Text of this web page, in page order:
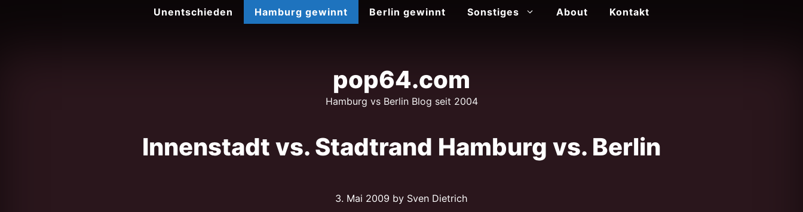
Unentschieden Hamburg gewinnt Berlin gewinnt Sonstiges About Kontakt
pop64.com
Hamburg vs Berlin Blog seit 2004
Innenstadt vs. Stadtrand Hamburg vs. Berlin
3. Mai 2009 by Sven Dietrich